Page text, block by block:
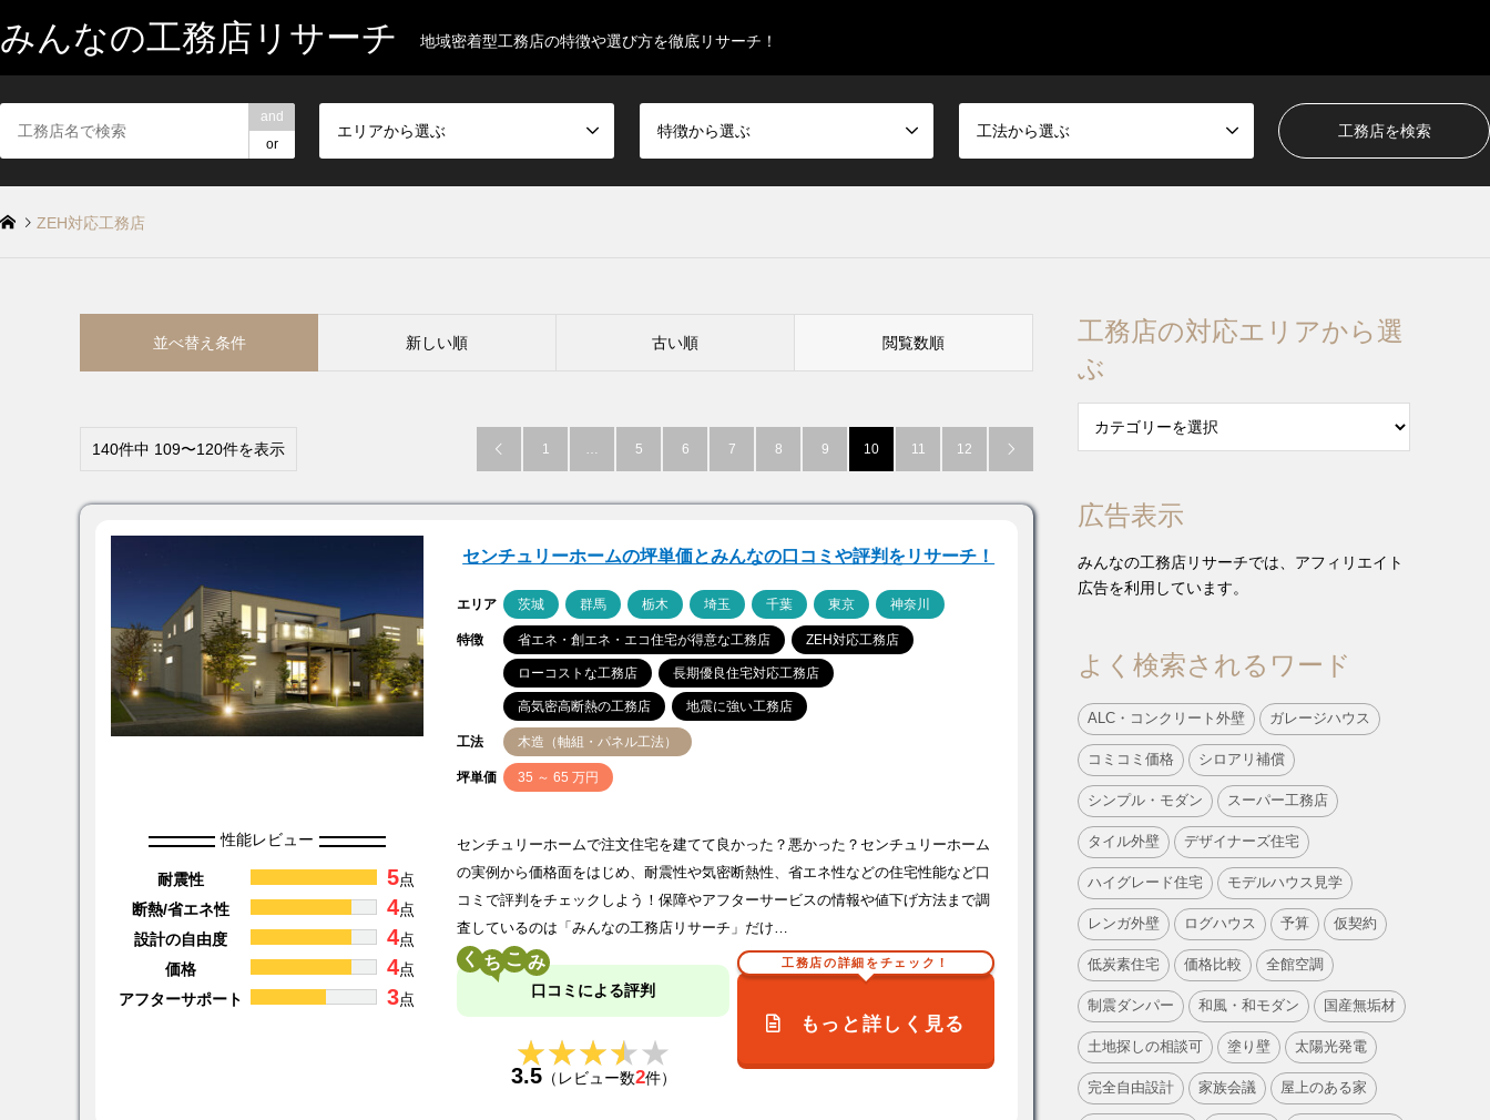
みんなの工務店リサーチ 地域密着型工務店の特徴や選び方を徹底リサーチ！
and
or
エリアから選ぶ 特徴から選ぶ 工法から選ぶ
ZEH対応工務店
並べ替え条件 新しい順 古い順 閲覧数順
140件中 109〜120件を表示  1 … 5 6 7 8 9 10 11 12 
センチュリーホームの坪単価とみんなの口コミや評判をリサーチ！
エリア 茨城 群馬 栃木 埼玉 千葉 東京 神奈川
特徴 省エネ・創エネ・エコ住宅が得意な工務店 ZEH対応工務店
ローコストな工務店 長期優良住宅対応工務店
高気密高断熱の工務店 地震に強い工務店
工法 木造（軸組・パネル工法）
坪単価 35 ～ 65 万円
性能レビュー
耐震性 5点
断熱/省エネ性
4点
設計の自由度
4点
価格
4点
アフターサポート
3点
センチュリーホームで注文住宅を建てて良かった？悪かった？センチュリーホーム
の実例から価格面をはじめ、耐震性や気密断熱性、省エネ性などの住宅性能など口
コミで評判をチェックしよう！保障やアフターサービスの情報や値下げ方法まで調
査しているのは「みんなの工務店リサーチ」だけ…
く こ
口コミによる評判
★★★★★
★★★★★
3.5（レビュー数2件）
工務店の詳細をチェック！
もっと詳しく見る
工務店の対応エリアから選
ぶ
広告表示
みんなの工務店リサーチでは、アフィリエイト
広告を利用しています。
よく検索されるワード
ALC・コンクリート外壁 ガレージハウス
コミコミ価格 シロアリ補償
シンプル・モダン スーパー工務店
タイル外壁 デザイナーズ住宅
ハイグレード住宅 モデルハウス見学
レンガ外壁 ログハウス 予算 仮契約
低炭素住宅 価格比較 全館空調
制震ダンパー 和風・和モダン 国産無垢材
土地探しの相談可 塗り壁 太陽光発電
完全自由設計 家族会議 屋上のある家